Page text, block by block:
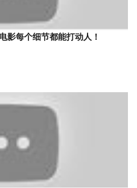
影每个细节都能打动人！